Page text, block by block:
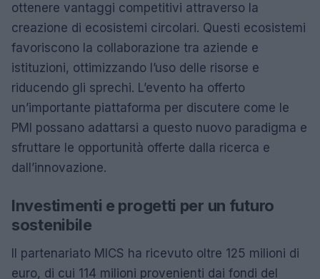
ottenere vantaggi competitivi attraverso la
creazione di ecosistemi circolari. Questi ecosistemi
favoriscono la collaborazione tra aziende e
istituzioni, ottimizzando l’uso delle risorse e
riducendo gli sprechi. L’evento ha offerto
un’importante piattaforma per discutere come le
PMI possano adattarsi a questo nuovo paradigma e
sfruttare le opportunità offerte dalla ricerca e
dall’innovazione.
Investimenti e progetti per un futuro
sostenibile
Il partenariato MICS ha ricevuto oltre 125 milioni di
euro, di cui 114 milioni provenienti dai fondi del